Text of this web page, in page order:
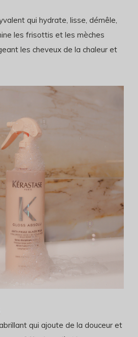
qui hydrate, lisse, démêle,
les frisottis et les mèches
les cheveux de la chaleur et
qui ajoute de la douceur et